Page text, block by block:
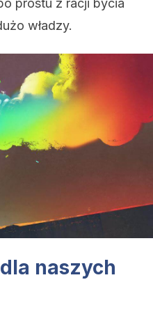
prostu z racji bycia
władzy.
naszych